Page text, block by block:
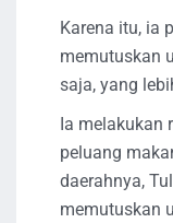
Karena itu, ia
memutuskan
saja, yang
Ia melakukan
peluang
daerahnya,
memutuskan